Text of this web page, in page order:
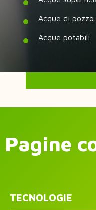
Acque di pozzo.
Acque potabili.
Pagine
TECNOLOGIE